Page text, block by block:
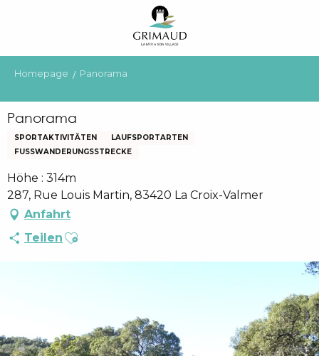
principal
Homepage Panorama
Panorama
SPORTAKTIVITÄTEN
LAUFSPORTARTEN
FUSSWANDERUNGSSTRECKE
Höhe : 314m
287, Rue Louis Martin, 83420 La Croix-Valmer
Anfahrt
Teilen Ajouter aux favoris